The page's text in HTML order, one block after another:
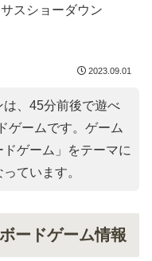
スショーダウン
2023.09.01
、45分前後で遊べ
ゲームです。ゲーム
ドゲーム 」をテーマに
ています。
ードゲーム情報